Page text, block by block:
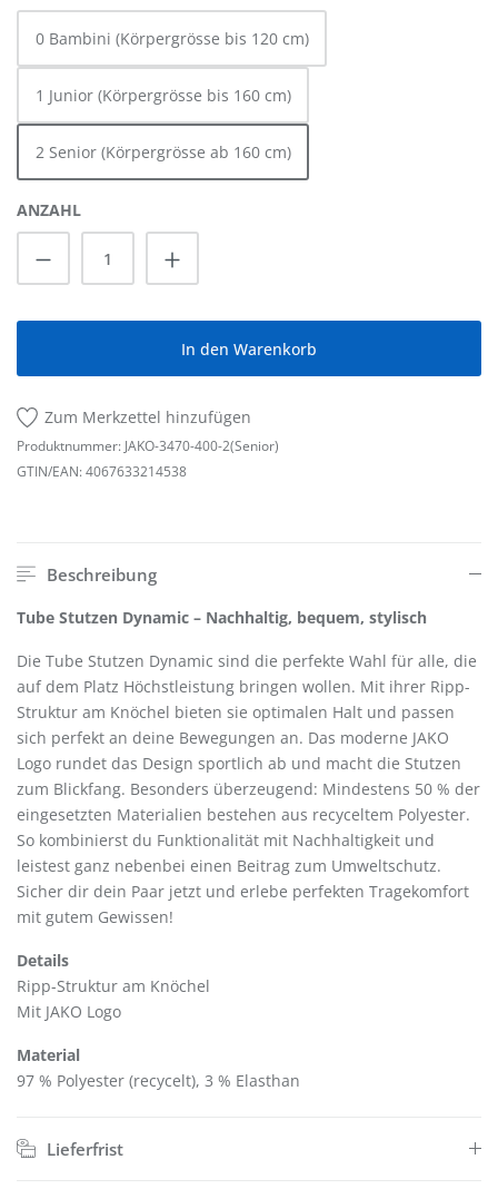
0 Bambini (Körpergrösse bis 120 cm)
1 Junior (Körpergrösse bis 160 cm)
2 Senior (Körpergrösse ab 160 cm)
ANZAHL
Produkt Anzahl: Gib den gewünschten
In den Warenkorb
Zum Merkzettel hinzufügen
Produktnummer: JAKO-3470-400-2(Senior)
GTIN/EAN: 4067633214538
Beschreibung
Tube Stutzen Dynamic – Nachhaltig, bequem, stylisch
Die Tube Stutzen Dynamic sind die perfekte Wahl für alle, die
auf dem Platz Höchstleistung bringen wollen. Mit ihrer Ripp-
Struktur am Knöchel bieten sie optimalen Halt und passen
sich perfekt an deine Bewegungen an. Das moderne JAKO
Logo rundet das Design sportlich ab und macht die Stutzen
zum Blickfang. Besonders überzeugend: Mindestens 50 % der
eingesetzten Materialien bestehen aus recyceltem Polyester.
So kombinierst du Funktionalität mit Nachhaltigkeit und
leistest ganz nebenbei einen Beitrag zum Umweltschutz.
Sicher dir dein Paar jetzt und erlebe perfekten Tragekomfort
mit gutem Gewissen!
Details
Ripp-Struktur am Knöchel
Mit JAKO Logo
Material
97 % Polyester (recycelt), 3 % Elasthan
Lieferfrist